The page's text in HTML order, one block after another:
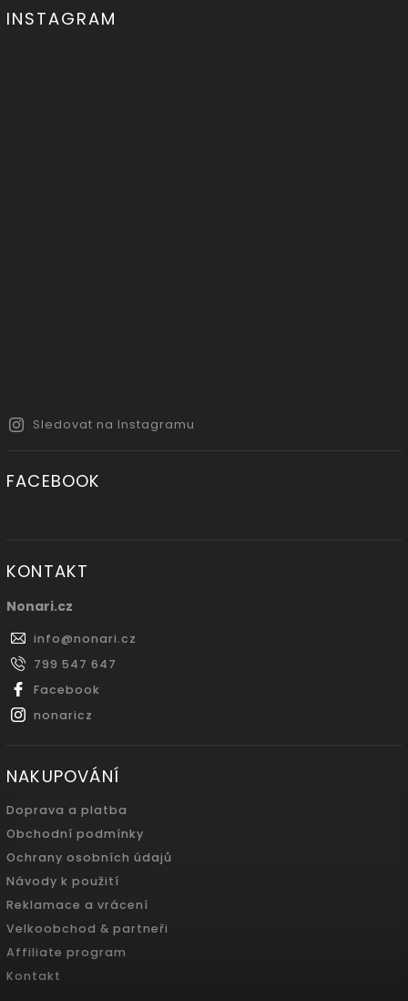
INSTAGRAM
Sledovat na Instagramu
FACEBOOK
KONTAKT
Nonari.cz
info@nonari.cz
799 547 647
Facebook
nonaricz
NAKUPOVÁNÍ
Doprava a platba
Obchodní podmínky
Ochrany osobních údajů
Návody k použití
Reklamace a vrácení
Velkoobchod & partneři
Affiliate program
Kontakt